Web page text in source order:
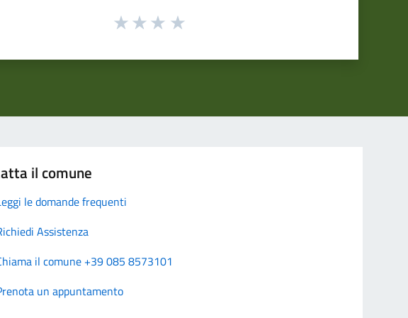
il comune
le domande frequenti
Assistenza
il comune +39 085 8573101
un appuntamento